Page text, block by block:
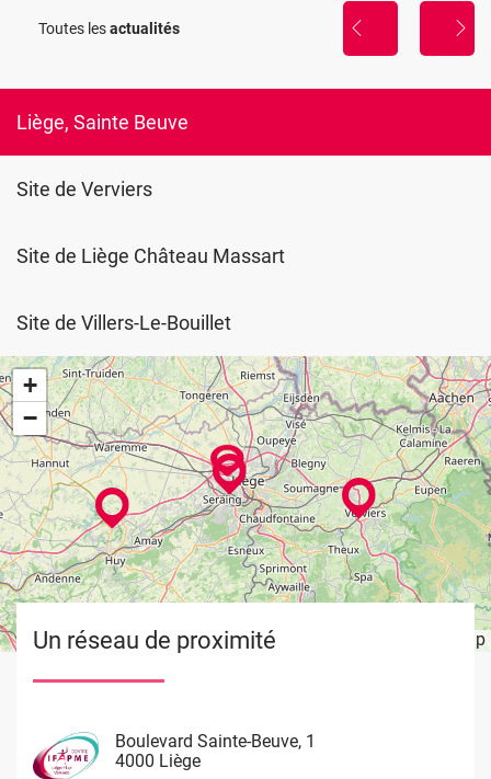
construction,
de
période
vous
Toutes lesactualités
+
−
OpenStreetMap
Un réseau de proximité
Image
Boulevard Sainte-Beuve, 1
4000 Liège
Image
Rue de Limbourg, 37
4800 Verviers
Image
Rue du Château Massart, 70
4000 Liège
Image
Waremme 101
4530 Villers Le Bouillet
Liège, Sainte Beuve
Site de Verviers
Site de Liège Château Massart
Site de Villers-Le-Bouillet